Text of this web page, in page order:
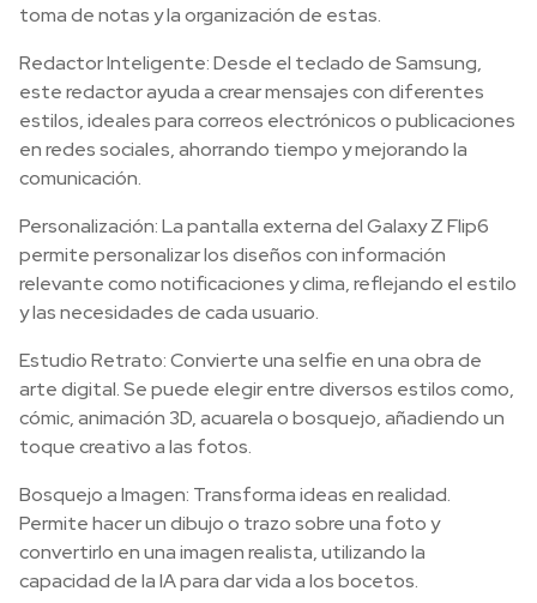
toma de notas y la organización de estas.
Redactor Inteligente: Desde el teclado de Samsung,
este redactor ayuda a crear mensajes con diferentes
estilos, ideales para correos electrónicos o publicaciones
en redes sociales, ahorrando tiempo y mejorando la
comunicación.
Personalización: La pantalla externa del Galaxy Z Flip6
permite personalizar los diseños con información
relevante como notificaciones y clima, reflejando el estilo
y las necesidades de cada usuario.
Estudio Retrato: Convierte una selfie en una obra de
arte digital. Se puede elegir entre diversos estilos como,
cómic, animación 3D, acuarela o bosquejo, añadiendo un
toque creativo a las fotos.
Bosquejo a Imagen: Transforma ideas en realidad.
Permite hacer un dibujo o trazo sobre una foto y
convertirlo en una imagen realista, utilizando la
capacidad de la IA para dar vida a los bocetos.